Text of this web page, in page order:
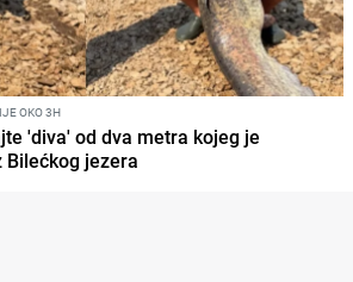
OKO 3H
'diva' od dva metra kojeg je
jezera